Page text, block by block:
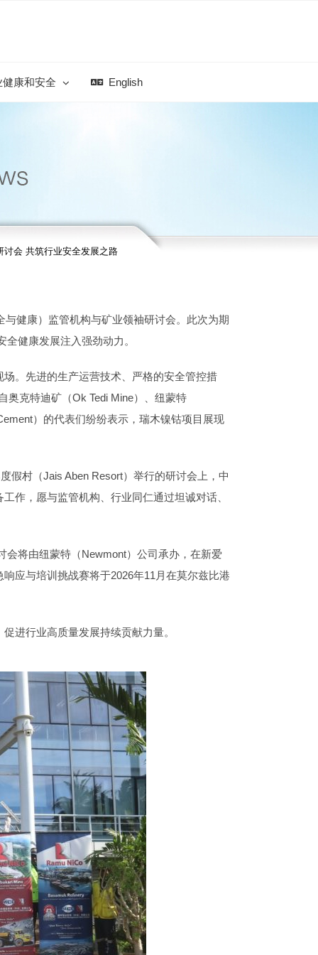
健康和安全 English
讨会 共筑行业安全发展之路
健康）监管机构与矿业领袖研讨会。此次为期
健康发展注入强劲动力。
。先进的生产运营技术、严格的安全管控措
奥克特迪矿（Ok Tedi Mine）、纽蒙特
）的代表们纷纷表示，瑞木镍钴项目展现
假村（Jais Aben Resort）举行的研讨会上，中
作，愿与监管机构、行业同仁通过坦诚对话、
将由纽蒙特（Newmont）公司承办，在新爱
应与培训挑战赛将于2026年11月在莫尔兹比港
进行业高质量发展持续贡献力量。